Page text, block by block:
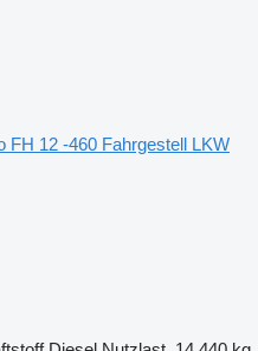
FH 12 -460 Fahrgestell LKW